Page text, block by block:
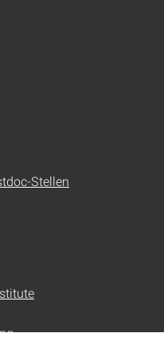
Stellen